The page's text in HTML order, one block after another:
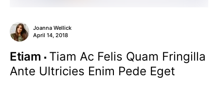
Joanna Wellick
April 14, 2018
Etiam
Tiam Ac Felis Quam Fringilla
Ante Ultricies Enim Pede Eget